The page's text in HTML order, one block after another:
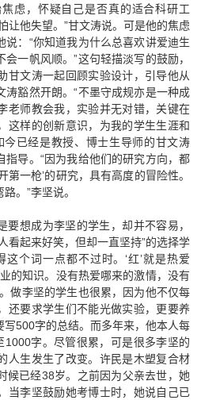
虑，怀疑自己是否真的适合科研工
让他失望。”甘文涛说。可是他的焦虑
：“你知道我为什么总喜欢讲爱迪生
一帆风顺。”这句轻描淡写的鼓励，
甘文涛一起回顾实验设计，引导他从
豁然开朗。“不墨守成规亦是一种成
老师教会我，实验并无对错，关键在
这样的创新意识，为我的学生生涯和
今已经是教授、博士生导师的甘文涛
导。“因为我给他们的研究方向，都
第一枪’的研究，具有高度的冒险性。
。”李坚说。
要想成为李坚的学生，却并不容易，
看起来好笑，但却一直坚持”的选择学
个词一点都不过时。‘红’就是热爱
的知识。没有热爱哪来的激情，没有
做李坚的学生也很累，因为他不仅每
还要求学生们不能光做实验，更要养
500字的总结。而多年来，他本人每
字。尽管很累，可是很多李坚的
人生发生了改变。许民是木塑复合材
候已经38岁。之前因为父亲去世，她
当李坚鼓励她考博士时，她说自己已